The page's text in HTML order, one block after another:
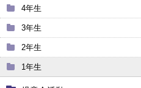
4年生
3年生
2年生
1年生